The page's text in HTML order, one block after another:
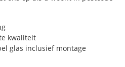
kwaliteit
glas inclusief montage